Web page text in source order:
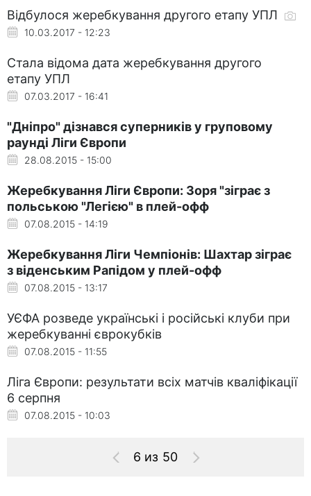
Відбулося жеребкування другого етапу УПЛ
10.03.2017 - 12:23
Стала відома дата жеребкування другого
етапу УПЛ
07.03.2017 - 16:41
"Дніпро" дізнався суперників у груповому
раунді Ліги Європи
28.08.2015 - 15:00
Жеребкування Ліги Європи: Зоря "зіграє з
польською "Легією" в плей-офф
07.08.2015 - 14:19
Жеребкування Ліги Чемпіонів: Шахтар зіграє
з віденським Рапідом у плей-офф
07.08.2015 - 13:17
УЄФА розведе українські і російські клуби при
жеребкуванні єврокубків
07.08.2015 - 11:55
Ліга Європи: результати всіх матчів кваліфікації
6 серпня
07.08.2015 - 10:03
6 из 50